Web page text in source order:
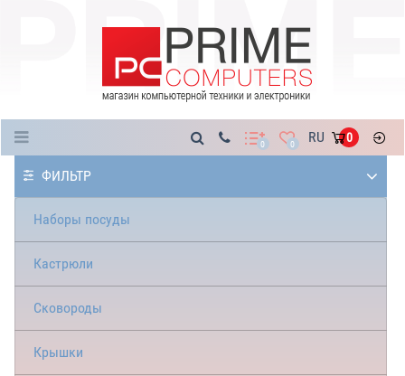
0 0 RU 0
ФИЛЬТР
Наборы посуды
Кастрюли
Сковороды
Крышки